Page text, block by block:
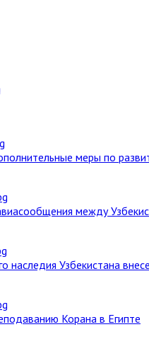
меры по
между
наследия Узбекистана
Корана в Египте